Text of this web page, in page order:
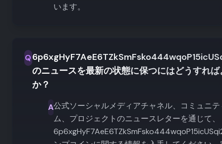
います。
Q
のニュースを最新の状態に保つにはどうすれ
か？
A公式ソーシャルメディアチャネル、コミュニ
ム、プロジェクトのニュースレターを通じて、